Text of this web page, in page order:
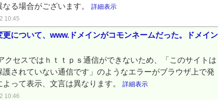
る場合がございます。 詳細表示
10:45
について、www.ドメインがコモンネームだった。ドメイン
クセスではｈｔｔｐｓ通信ができないため、「このサイトは
されていない通信です」のようなエラーがブラウザ上で発
って表示、文言は異なります。 詳細表示
10:46